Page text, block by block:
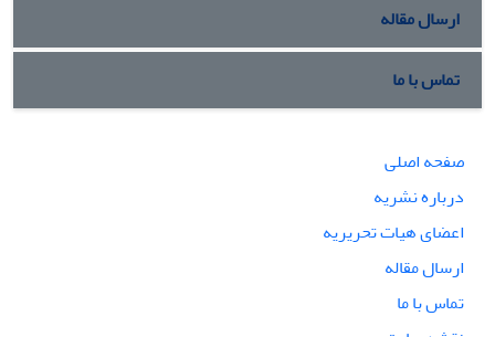
ارسال مقاله
تماس با ما
صفحه اصلی
درباره نشریه
اعضای هیات تحریریه
ارسال مقاله
تماس با ما